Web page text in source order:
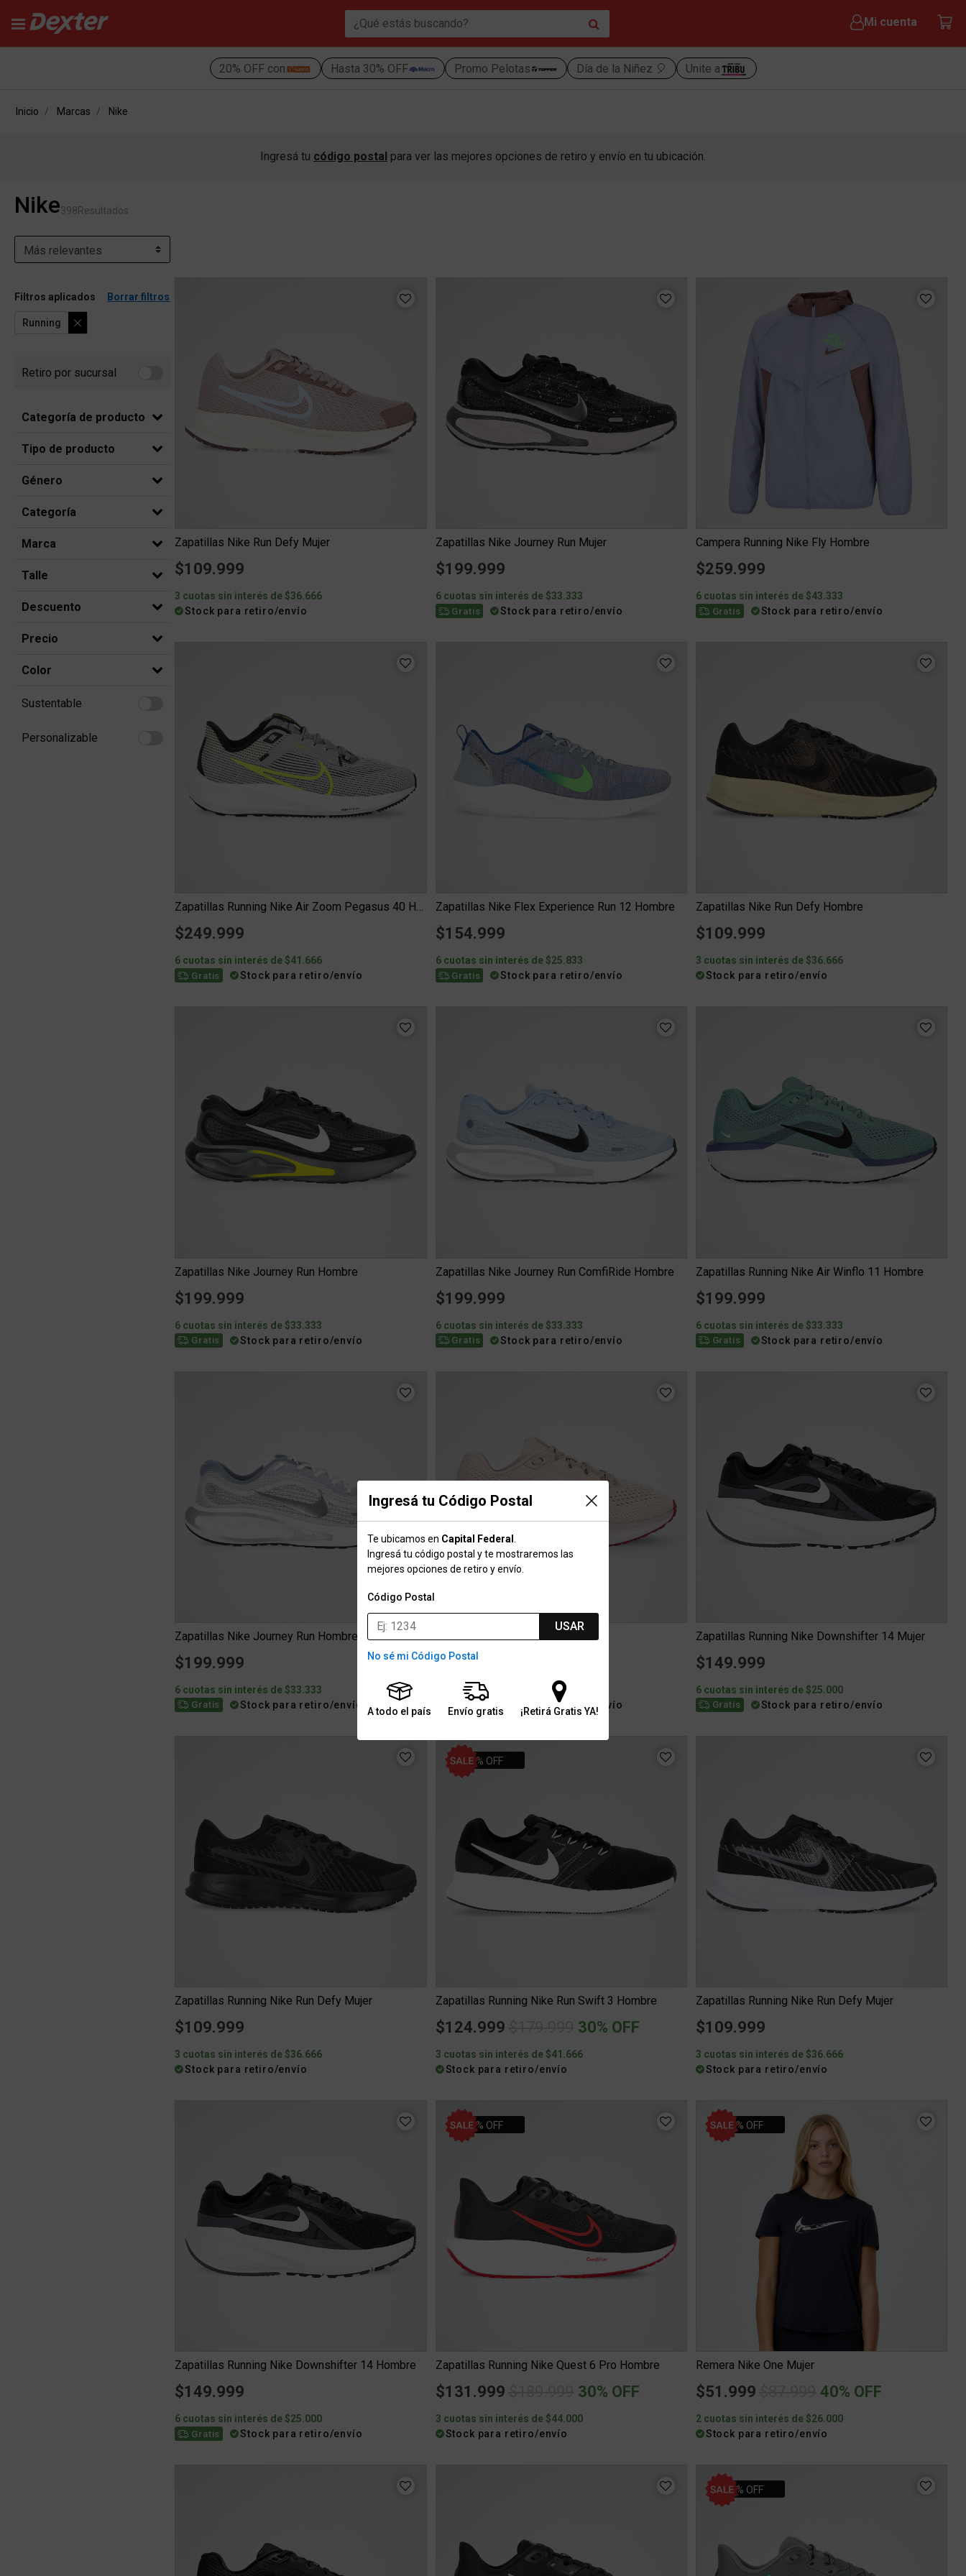
Mi cuenta
20% OFF con Hasta 30% OFF Promo Pelotas Día de la Niñez 🎈 Unite a
Ingresá tu Código Postal
Te ubicamos en Capital Federal
Ingresá tu código postal y te mostraremos las
mejores opciones de retiro y envío.
Código Postal
USAR
No sé mi Código Postal
A todo el país Envío gratis ¡Retirá Gratis YA!
Inicio Marcas Nike
Ingresá tu código postal para ver las mejores opciones de retiro y envío en tu ubicación.
Nike398Resultados
Filtros aplicados Borrar filtros
Running
Retiro por sucursal
Refine by Retiro por sucursal: Retiro por sucursal
Categoría de producto
Tipo de producto
Género
Categoría
Marca
Talle
Descuento
Precio
Color
Sustentable
Refine by Sustentable: Sustentable
Personalizable
Refine by Personalizable: Personalizable
Zapatillas Nike Run Defy Mujer
$109.999
3 cuotas sin interés de $36.666
Stock para retiro/envío
Zapatillas Nike Journey Run Mujer
$199.999
6 cuotas sin interés de $33.333
Gratis Stock para retiro/envío
Campera Running Nike Fly Hombre
$259.999
6 cuotas sin interés de $43.333
Gratis Stock para retiro/envío
Zapatillas Running Nike Air Zoom Pegasus 40 Hombre
$249.999
6 cuotas sin interés de $41.666
Gratis Stock para retiro/envío
Zapatillas Nike Flex Experience Run 12 Hombre
$154.999
6 cuotas sin interés de $25.833
Gratis Stock para retiro/envío
Zapatillas Nike Run Defy Hombre
$109.999
3 cuotas sin interés de $36.666
Stock para retiro/envío
Zapatillas Nike Journey Run Hombre
$199.999
6 cuotas sin interés de $33.333
Gratis Stock para retiro/envío
Zapatillas Nike Journey Run ComfiRide Hombre
$199.999
6 cuotas sin interés de $33.333
Gratis Stock para retiro/envío
Zapatillas Running Nike Air Winflo 11 Hombre
$199.999
6 cuotas sin interés de $33.333
Gratis Stock para retiro/envío
Zapatillas Nike Journey Run Hombre
$199.999
6 cuotas sin interés de $33.333
Gratis Stock para retiro/envío
Zapatillas Nike Air Winflo 11 Mujer
$199.999
6 cuotas sin interés de $33.333
Gratis Stock para retiro/envío
Zapatillas Running Nike Downshifter 14 Mujer
$149.999
6 cuotas sin interés de $25.000
Gratis Stock para retiro/envío
Zapatillas Running Nike Run Defy Mujer
$109.999
3 cuotas sin interés de $36.666
Stock para retiro/envío
30% OFF
Zapatillas Running Nike Run Swift 3 Hombre
$124.999 Price reduced from
to
30% OFF
3 cuotas sin interés de $41.666
Stock para retiro/envío
Zapatillas Running Nike Run Defy Mujer
$109.999
3 cuotas sin interés de $36.666
Stock para retiro/envío
Zapatillas Running Nike Downshifter 14 Hombre
$149.999
6 cuotas sin interés de $25.000
Gratis Stock para retiro/envío
30% OFF
Zapatillas Running Nike Quest 6 Pro Hombre
$131.999 Price reduced from
to
30% OFF
3 cuotas sin interés de $44.000
Stock para retiro/envío
40% OFF
Remera Nike One Mujer
$51.999 Price reduced from
to
40% OFF
2 cuotas sin interés de $26.000
Stock para retiro/envío
20% OFF